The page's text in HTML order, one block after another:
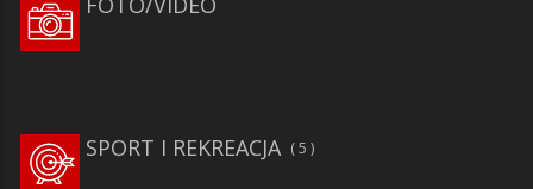
SPORT I REKREACJA 5